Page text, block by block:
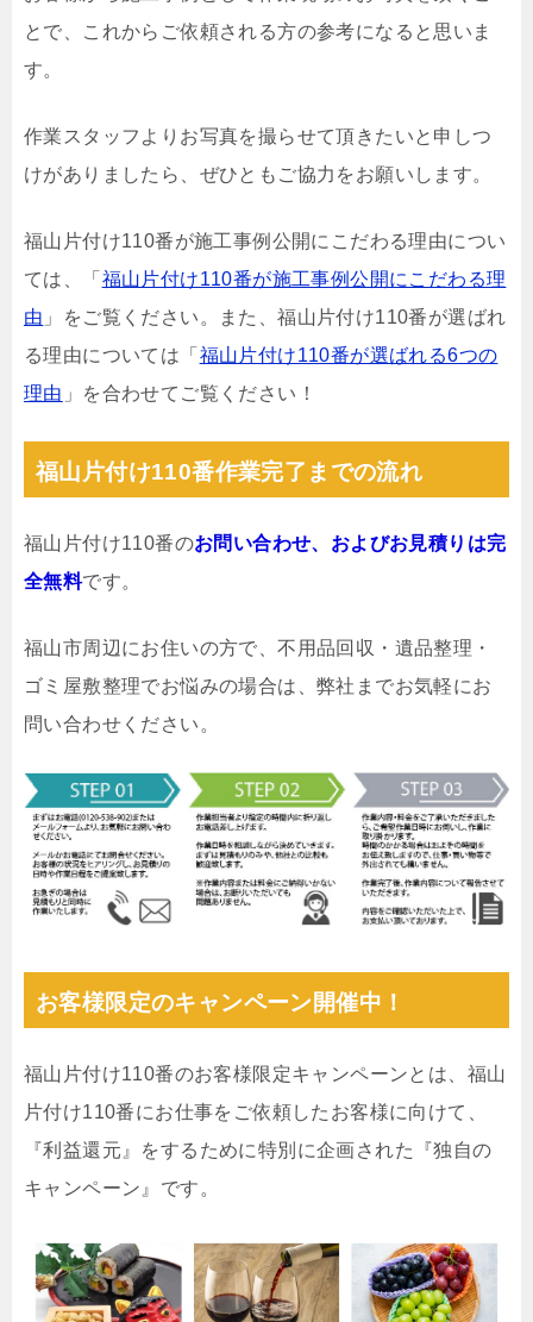
とで、これからご依頼される方の参考になると思いま
す。
作業スタッフよりお写真を撮らせて頂きたいと申しつ
けがありましたら、ぜひともご協力をお願いします。
福山片付け110番が施工事例公開にこだわる理由につい
ては、「 福山片付け110番が施工事例公開にこだわる理
由 」をご覧ください。また、福山片付け110番が選ばれ
る理由については「 福山片付け110番が選ばれる6つの
理由 」を合わせてご覧ください！
福山片付け110番作業完了までの流れ
福山片付け110番のお問い合わせ、およびお見積りは完
全無料です。
福山市周辺にお住いの方で、不用品回収・遺品整理・
ゴミ屋敷整理でお悩みの場合は、弊社までお気軽にお
問い合わせください。
お客様限定のキャンペーン開催中！
福山片付け110番のお客様限定キャンペーンとは、福山
片付け110番にお仕事をご依頼したお客様に向けて、
『利益還元』をするために特別に企画された『独自の
キャンペーン』です。